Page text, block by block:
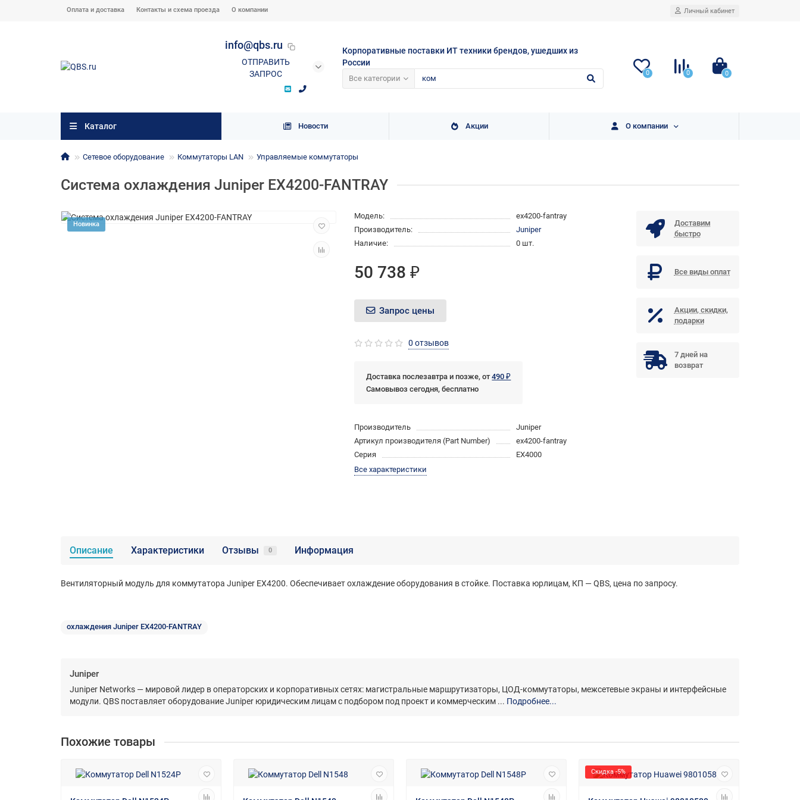
Оплата и доставка Контакты и схема проезда О компании Личный кабинет
Корпоративные поставки ИТ техники брендов, ушедших из
России
Все категории
info@qbs.ru
ОТПРАВИТЬ
ЗАПРОС
0 0 0
Каталог Новости Акции О компании
Сетевое оборудование Коммутаторы LAN Управляемые коммутаторы
Система охлаждения Juniper EX4200-FANTRAY
Новинка
Модель:
ex4200-fantray
Производитель:
Juniper
Наличие:
0 шт.
50 738 ₽
Запрос цены
0 отзывов
Доставка послезавтра и позже, от490 ₽
Самовывоз сегодня, бесплатно
Производитель
Juniper
Артикул производителя (Part Number)
ex4200-fantray
Серия
EX4000
Все характеристики
Доставим
быстро
Все виды оплат
Акции, скидки,
подарки
7 дней на
возврат
Описание Характеристики Отзывы 0 Информация
Вентиляторный модуль для коммутатора Juniper EX4200. Обеспечивает охлаждение оборудования в стойке. Поставка юрлицам, КП — QBS, цена по запросу.
охлаждения Juniper EX4200-FANTRAY
Juniper
Juniper Networks — мировой лидер в операторских и корпоративных сетях: магистральные маршрутизаторы, ЦОД-коммутаторы, межсетевые экраны и интерфейсные
модули. QBS поставляет оборудование Juniper юридическим лицам с подбором под проект и коммерческим ... Подробнее...
Похожие товары
Скидка -5%